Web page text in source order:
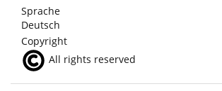
Sprache
Deutsch
Copyright
All rights reserved